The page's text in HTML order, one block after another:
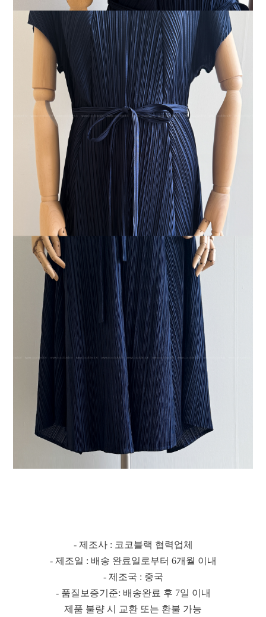
- 제조사 : 코코블랙 협력업체
- 제조일 : 배송 완료일로부터 6개월 이내
- 제조국 : 중국
- 품질보증기준: 배송완료 후 7일 이내
제품 불량 시 교환 또는 환불 가능